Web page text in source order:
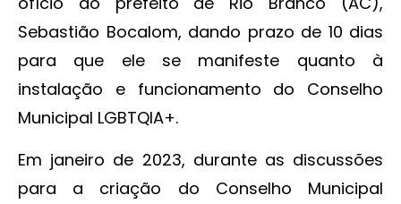
Sebastião Bocalom, dando prazo de 10 dias
para que ele se manifeste quanto à
instalação e funcionamento do Conselho
Municipal LGBTQIA+.
Em janeiro de 2023, durante as discussões
para a criação do Conselho Municipal